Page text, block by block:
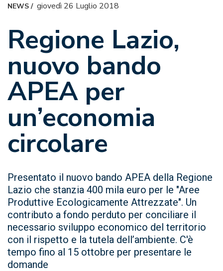
NEWS/ giovedì 26 Luglio 2018
Regione Lazio,
nuovo bando
APEA per
un’economia
circolare
Presentato il nuovo bando APEA della Regione
Lazio che stanzia 400 mila euro per le "Aree
Produttive Ecologicamente Attrezzate". Un
contributo a fondo perduto per conciliare il
necessario sviluppo economico del territorio
con il rispetto e la tutela dell’ambiente. C'è
tempo fino al 15 ottobre per presentare le
domande